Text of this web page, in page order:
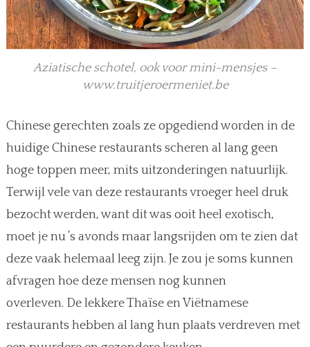
Aziatische schotel, ook voor mini-mensjes –
www.truitjeroermeniet.be
Chinese gerechten zoals ze opgediend worden in de
huidige Chinese restaurants scheren al lang geen
hoge toppen meer, mits uitzonderingen natuurlijk.
Terwijl vele van deze restaurants vroeger heel druk
bezocht werden, want dit was ooit heel exotisch,
moet je nu ’s avonds maar langsrijden om te zien dat
deze vaak helemaal leeg zijn. Je zou je soms kunnen
afvragen hoe deze mensen nog kunnen
overleven. De lekkere Thaïse en Viëtnamese
restaurants hebben al lang hun plaats verdreven met